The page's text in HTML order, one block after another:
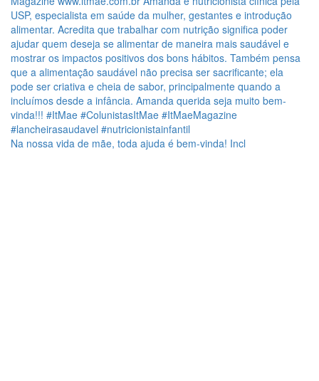
Na nossa vida de mãe, toda ajuda é bem-vinda! Incl